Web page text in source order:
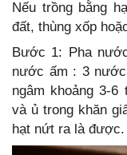
Nếu trồng bằng
đất, thùng xốp
Bước 1: Pha
nước ấm : 3 nước
ngâm khoảng 3-
và ủ trong khăn
hạt nứt ra là được.